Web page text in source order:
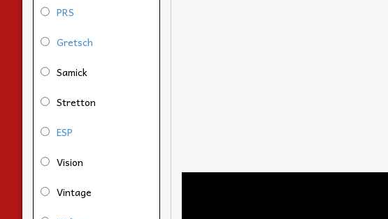
PRS
Gretsch
Samick
Stretton
ESP
Vision
Vintage